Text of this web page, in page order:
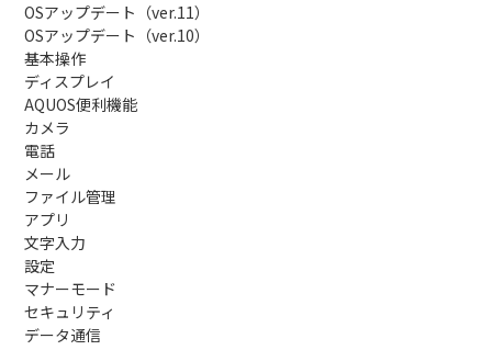
OSアップデート（ver.11）
OSアップデート（ver.10）
基本操作
ディスプレイ
AQUOS便利機能
カメラ
電話
メール
ファイル管理
アプリ
文字入力
設定
マナーモード
セキュリティ
データ通信